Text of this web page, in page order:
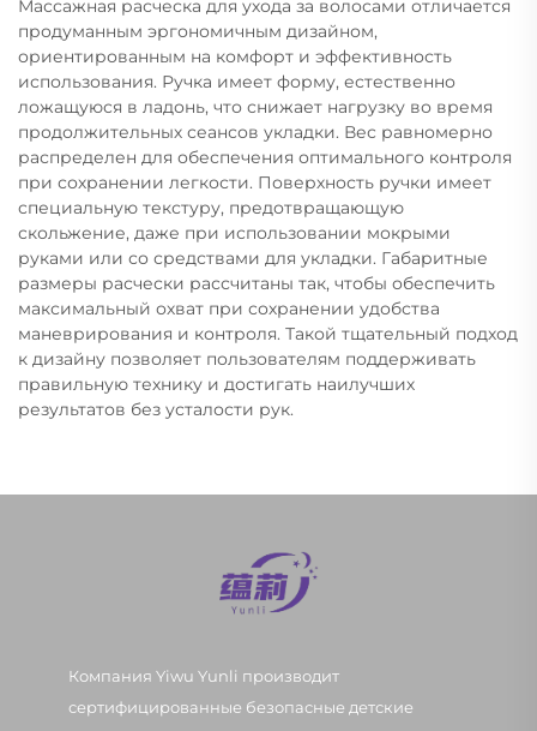
Массажная расческа для ухода за волосами отличается
продуманным эргономичным дизайном,
ориентированным на комфорт и эффективность
использования. Ручка имеет форму, естественно
ложащуюся в ладонь, что снижает нагрузку во время
продолжительных сеансов укладки. Вес равномерно
распределен для обеспечения оптимального контроля
при сохранении легкости. Поверхность ручки имеет
специальную текстуру, предотвращающую
скольжение, даже при использовании мокрыми
руками или со средствами для укладки. Габаритные
размеры расчески рассчитаны так, чтобы обеспечить
максимальный охват при сохранении удобства
маневрирования и контроля. Такой тщательный подход
к дизайну позволяет пользователям поддерживать
правильную технику и достигать наилучших
результатов без усталости рук.
Компания Yiwu Yunli производит
сертифицированные безопасные детские